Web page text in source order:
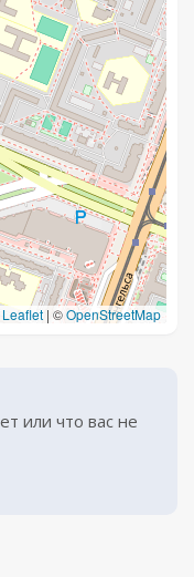
Leaflet | ©OpenStreetMap
или что вас не